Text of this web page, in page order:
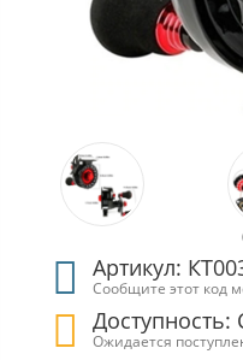
Артикул:
Сообщите этот код
Доступность:
Ожидается